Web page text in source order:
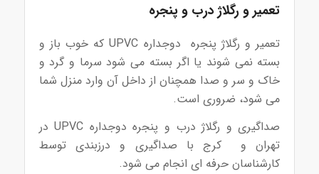
تعمیر و رگلاژ درب و پنجره
تعمیر و رگلاژ پنجره دوجداره UPVC که خوب باز و
بسته نمی شوند یا اگر بسته می شود سرما و گرد و
خاک و سر و صدا همچنان از داخل آن وارد منزل شما
می شود، ضروری است.
صداگیری و رگلاژ درب و پنجره دوجداره UPVC در
تهران و کرج با صداگیری و درزبندی توسط
کارشناسان حرفه ای انجام می شود.